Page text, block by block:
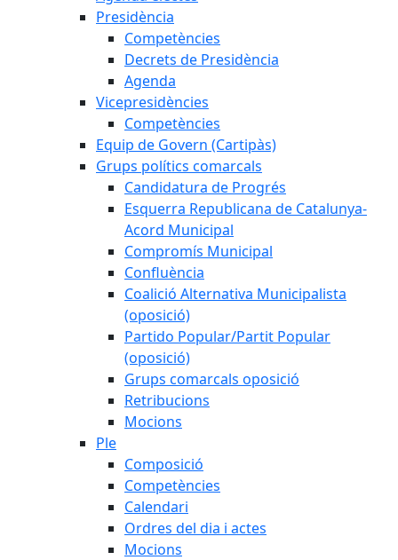
Presidència
Competències
Decrets de Presidència
Agenda
Vicepresidències
Competències
Equip de Govern (Cartipàs)
Grups polítics comarcals
Candidatura de Progrés
Esquerra Republicana de Catalunya-
Acord Municipal
Compromís Municipal
Confluència
Coalició Alternativa Municipalista
(oposició)
Partido Popular/Partit Popular
(oposició)
Grups comarcals oposició
Retribucions
Mocions
Ple
Composició
Competències
Calendari
Ordres del dia i actes
Mocions